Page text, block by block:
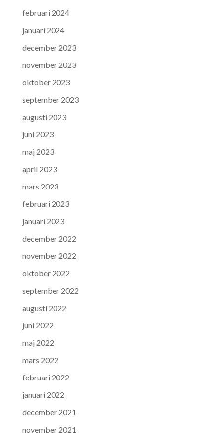
februari 2024
januari 2024
december 2023
november 2023
oktober 2023
september 2023
augusti 2023
juni 2023
maj 2023
april 2023
mars 2023
februari 2023
januari 2023
december 2022
november 2022
oktober 2022
september 2022
augusti 2022
juni 2022
maj 2022
mars 2022
februari 2022
januari 2022
december 2021
november 2021